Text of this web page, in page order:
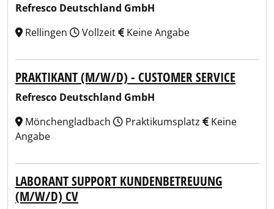
Refresco Deutschland GmbH
Rellingen
Vollzeit Keine Angabe
PRAKTIKANT (M/W/D) - CUSTOMER SERVICE
Refresco Deutschland GmbH
Mönchengladbach
Praktikumsplatz
Keine
Angabe
LABORANT SUPPORT KUNDENBETREUUNG
(M/W/D) CV